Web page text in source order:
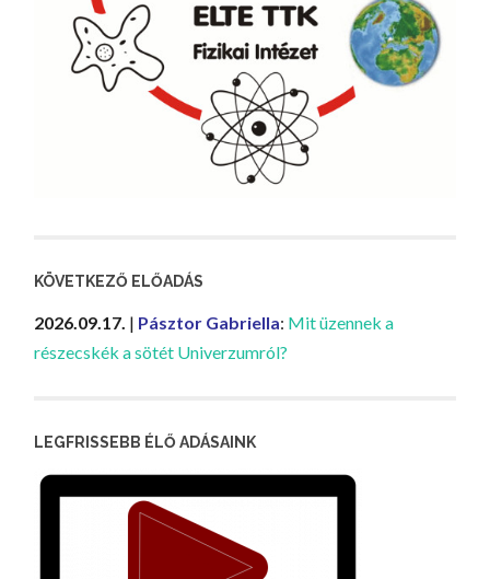
KÖVETKEZŐ ELŐADÁS
2026.09.17. | Pásztor Gabriella: Mit üzennek a
részecskék a sötét Univerzumról?
LEGFRISSEBB ÉLŐ ADÁSAINK